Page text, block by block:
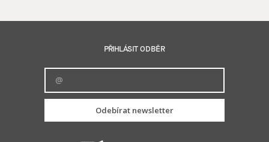
PŘIHLÁSIT ODBĚR
Odebírat newsletter